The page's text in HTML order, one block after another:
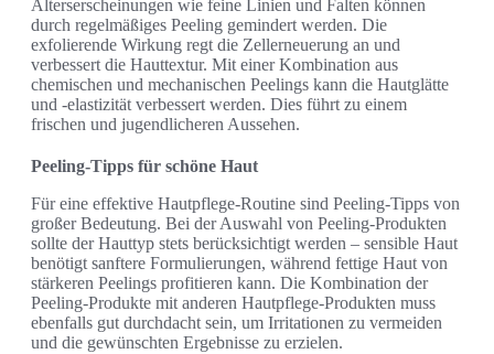
Alterserscheinungen wie feine Linien und Falten können
durch regelmäßiges Peeling gemindert werden. Die
exfolierende Wirkung regt die Zellerneuerung an und
verbessert die Hauttextur. Mit einer Kombination aus
chemischen und mechanischen Peelings kann die Hautglätte
und -elastizität verbessert werden. Dies führt zu einem
frischen und jugendlicheren Aussehen.
Peeling-Tipps für schöne Haut
Für eine effektive Hautpflege-Routine sind Peeling-Tipps von
großer Bedeutung. Bei der Auswahl von Peeling-Produkten
sollte der Hauttyp stets berücksichtigt werden – sensible Haut
benötigt sanftere Formulierungen, während fettige Haut von
stärkeren Peelings profitieren kann. Die Kombination der
Peeling-Produkte mit anderen Hautpflege-Produkten muss
ebenfalls gut durchdacht sein, um Irritationen zu vermeiden
und die gewünschten Ergebnisse zu erzielen.